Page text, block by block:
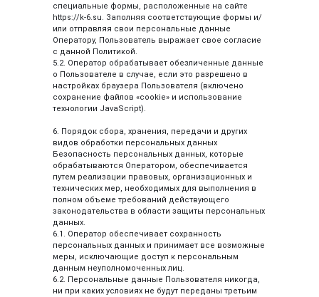
специальные формы, расположенные на сайте
https://k-6.su. Заполняя соответствующие формы и/
или отправляя свои персональные данные
Оператору, Пользователь выражает свое согласие
с данной Политикой.
5.2. Оператор обрабатывает обезличенные данные
о Пользователе в случае, если это разрешено в
настройках браузера Пользователя (включено
сохранение файлов «cookie» и использование
технологии JavaScript).
6. Порядок сбора, хранения, передачи и других
видов обработки персональных данных
Безопасность персональных данных, которые
обрабатываются Оператором, обеспечивается
путем реализации правовых, организационных и
технических мер, необходимых для выполнения в
полном объеме требований действующего
законодательства в области защиты персональных
данных.
6.1. Оператор обеспечивает сохранность
персональных данных и принимает все возможные
меры, исключающие доступ к персональным
данным неуполномоченных лиц.
6.2. Персональные данные Пользователя никогда,
ни при каких условиях не будут переданы третьим
КОНТАКТЫ
УСЛУГИ
ЭТАПЫ РАБОТЫ
ПРЕИМУЩЕСТВА
ПОЛИТИКА КОНФИДЕНЦИАЛЬНОСТИ
Нажимая на кнопку "Заказать
звонок", вы даёте согласие на
обработку персональных данных
и соглашаетесь сполитикой в
отношении обработки
персональных данных.
КОНТАКТЫ
129301, Москва г,
Бориса Галушкина ул, дом № 18
Email: ooo_k-6@mail.ru
Часы работы: с 9 до 18